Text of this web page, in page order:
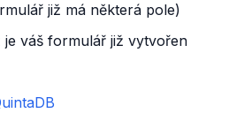
již má některá pole)
váš formulář již vytvořen